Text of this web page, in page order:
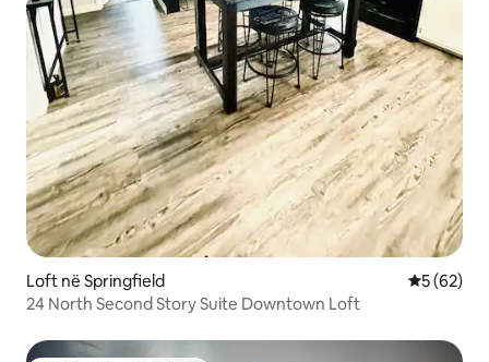
Loft në Springfield Vlerësimi
5 (62)
24 North Second Story Suite Downtown Loft